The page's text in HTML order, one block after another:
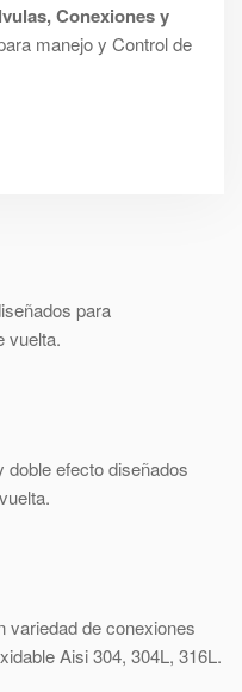
Conexiones y
manejo y Control de
para
vuelta.
efecto diseñados
variedad de conexiones
Aisi 304, 304L, 316L.